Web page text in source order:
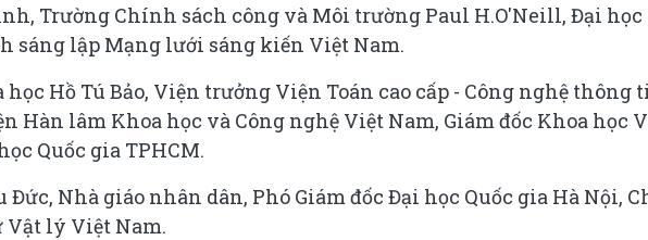
Trường Chính sách công và Môi trường Paul H.O'Neill, Đại học
sáng lập Mạng lưới sáng kiến Việt Nam.
học Hồ Tú Bảo, Viện trưởng Viện Toán cao cấp - Công nghệ thông
Hàn lâm Khoa học và Công nghệ Việt Nam, Giám đốc Khoa học
Quốc gia TPHCM.
Đức, Nhà giáo nhân dân, Phó Giám đốc Đại học Quốc gia Hà Nội,
Vật lý Việt Nam.